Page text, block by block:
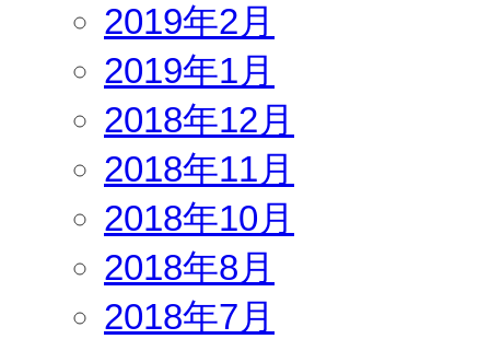
2019年2月
2019年1月
2018年12月
2018年11月
2018年10月
2018年8月
2018年7月